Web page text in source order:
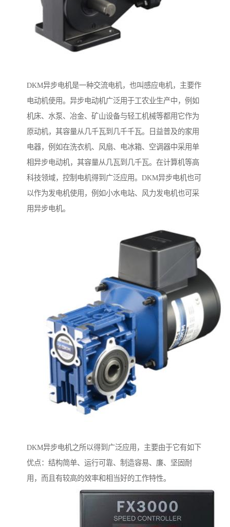
DKM异步电机是一种交流电机，也叫感应电机，主要作
电动机使用。异步电动机广泛用于工农业生产中，例如
机床、水泵、冶金、矿山设备与轻工机械等都用它作为
原动机，其容量从几千瓦到几千千瓦。日益普及的家用
电器，例如在洗衣机、风扇、电冰箱、空调器中采用单
相异步电动机，其容量从几瓦到几千瓦。在计算机等高
科技领域，控制电机得到广泛应用。DKM异步电机也可
以作为发电机使用，例如小水电站、风力发电机也可采
用异步电机。
DKM异步电机之所以得到广泛应用，主要由于它有如下
优点：结构简单、运行可靠、制造容易、廉、坚固耐
用，而且有较高的效率和相当好的工作特性。